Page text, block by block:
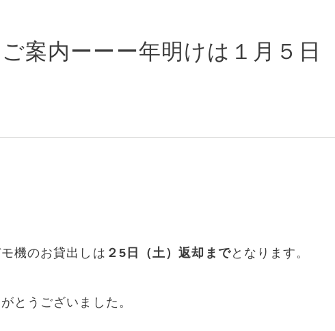
案内ーーー年明けは１月５日
機のお貸出しは ２5日（土）返却までとなります。
とうございました。